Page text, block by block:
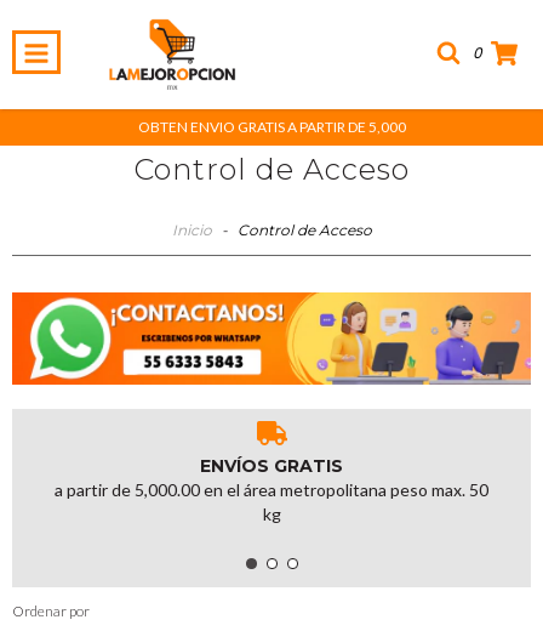
0
OBTEN ENVIO GRATIS A PARTIR DE 5,000
Control de Acceso
Inicio - Control de Acceso
ENVÍOS GRATIS
a partir de 5,000.00 en el área metropolitana peso max. 50
kg
Ordenar por